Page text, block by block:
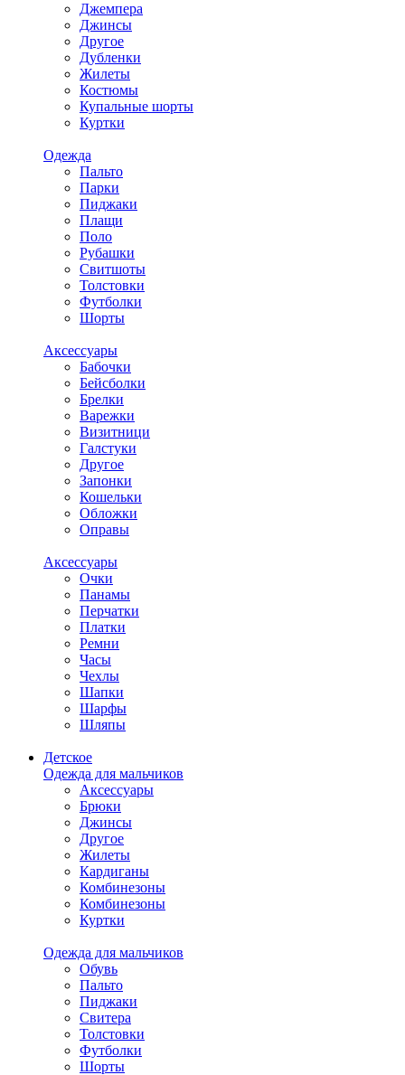
Джемпера
Джинсы
Другое
Дубленки
Жилеты
Костюмы
Купальные шорты
Куртки
Одежда
Пальто
Парки
Пиджаки
Плащи
Поло
Рубашки
Свитшоты
Толстовки
Футболки
Шорты
Аксессуары
Бабочки
Бейсболки
Брелки
Варежки
Визитници
Галстуки
Другое
Запонки
Кошельки
Обложки
Оправы
Аксессуары
Очки
Панамы
Перчатки
Платки
Ремни
Часы
Чехлы
Шапки
Шарфы
Шляпы
Детское
Одежда для мальчиков
Аксессуары
Брюки
Джинсы
Другое
Жилеты
Кардиганы
Комбинезоны
Комбинезоны
Куртки
Одежда для мальчиков
Обувь
Пальто
Пиджаки
Свитера
Толстовки
Футболки
Шорты